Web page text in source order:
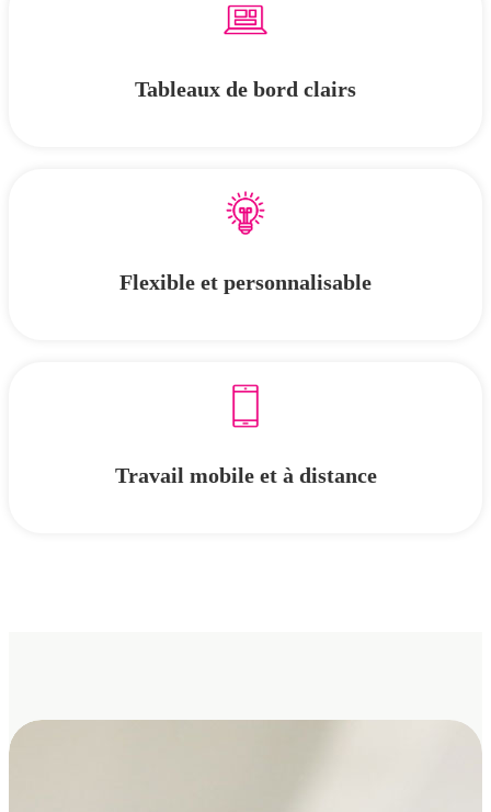
Tableaux de bord clairs
Flexible et personnalisable
Travail mobile et à distance